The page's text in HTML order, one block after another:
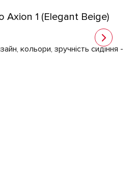
Axion 1 (Elegant Beige)
кольори, зручність сидіння -